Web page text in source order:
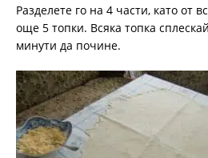
Разделете го на 4 части, като от
още 5 топки. Всяка топка
минути да почине.